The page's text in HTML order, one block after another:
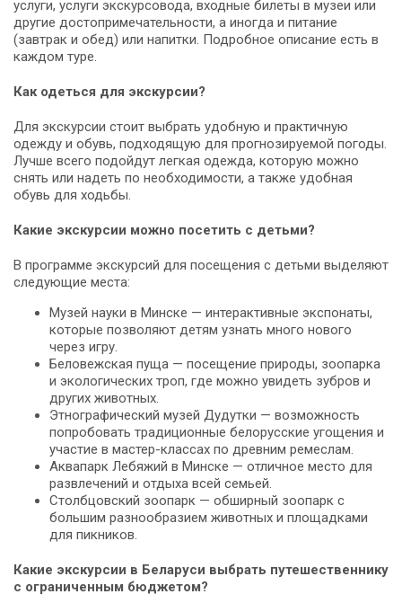
услуги, услуги экскурсовода, входные билеты в музеи или
другие достопримечательности, а иногда и питание
(завтрак и обед) или напитки. Подробное описание есть в
каждом туре.
Как одеться для экскурсии?
Для экскурсии стоит выбрать удобную и практичную
одежду и обувь, подходящую для прогнозируемой погоды.
Лучше всего подойдут легкая одежда, которую можно
снять или надеть по необходимости, а также удобная
обувь для ходьбы.
Какие экскурсии можно посетить с детьми?
В программе экскурсий для посещения с детьми выделяют
следующие места:
Музей науки в Минске — интерактивные экспонаты,
которые позволяют детям узнать много нового
через игру.
Беловежская пуща — посещение природы, зоопарка
и экологических троп, где можно увидеть зубров и
других животных.
Этнографический музей Дудутки — возможность
попробовать традиционные белорусские угощения и
участие в мастер-классах по древним ремеслам.
Аквапарк Лебяжий в Минске — отличное место для
развлечений и отдыха всей семьей.
Столбцовский зоопарк — обширный зоопарк с
большим разнообразием животных и площадками
для пикников.
Какие экскурсии в Беларуси выбрать путешественнику
с ограниченным бюджетом?